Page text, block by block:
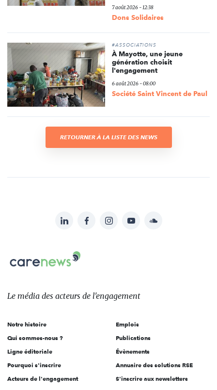
7 août 2026 - 12:38
Dons Solidaires
#ASSOCIATIONS
À Mayotte, une jeune
génération choisit
l'engagement
6 août 2026 - 08:00
Société Saint Vincent de Paul
RETOURNER À LA LISTE DES NEWS
sur:
LinkedInFacebookInstagramYouTubeSoundcloud
Carenews,
Le
des
l'engagement
Le média des acteurs de l'engagement
Notre histoire
Qui sommes-nous ?
Ligne éditoriale
Pourquoi s'inscrire
Acteurs de l'engagement
Emplois
Publications
Évènements
Annuaire des solutions RSE
S'inscrire aux newsletters